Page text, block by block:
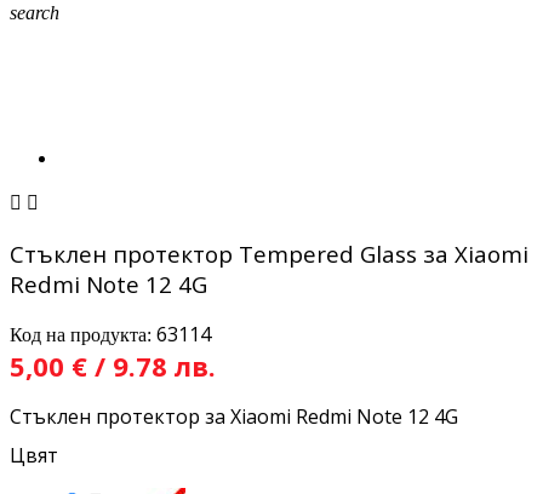
search
 
Стъклен протектор Tempered Glass за Xiaomi
Redmi Note 12 4G
Код на продукта: 63114
5,00 € / 9.78 лв.
Стъклен протектор за Xiaomi Redmi Note 12 4G
Цвят